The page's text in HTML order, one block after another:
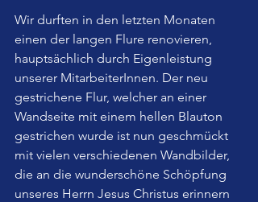
Wir durften in den letzten Monaten
einen der langen Flure renovieren,
hauptsächlich durch Eigenleistung
unserer MitarbeiterInnen. Der neu
gestrichene Flur, welcher an einer
Wandseite mit einem hellen Blauton
gestrichen wurde ist nun geschmückt
mit vielen verschiedenen Wandbilder,
die an die wunderschöne Schöpfung
unseres Herrn Jesus Christus erinnern